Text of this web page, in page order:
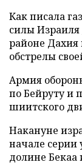
Как писала
силы Израиля
районе Дахия
обстрелы
Армия
по Бейруту и
шиитского
Накануне
начале серии
долине Бекаа